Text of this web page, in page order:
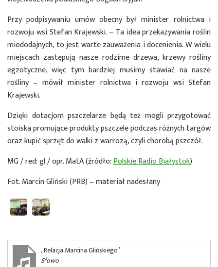
Przy podpisywaniu umów obecny był minister rolnictwa i
rozwoju wsi Stefan Krajewski. – Ta idea przekazywania roślin
miododajnych, to jest warte zauważenia i docenienia. W wielu
miejscach zastępują nasze rodzime drzewa, krzewy rośliny
egzotyczne, więc tym bardziej musimy stawiać na nasze
rośliny – mówił minister rolnictwa i rozwoju wsi Stefan
Krajewski.
Dzięki dotacjom pszczelarze będą też mogli przygotować
stoiska promujące produkty pszczele podczas różnych targów
oraz kupić sprzęt do walki z warrozą, czyli chorobą pszczół.
MG / red: gl / opr. MatA (źródło:Polskie Radio Białystok)
Fot. Marcin Gliński (PRB) – materiał nadesłany
„Relacja Marcina Glińskiego”
S³owo